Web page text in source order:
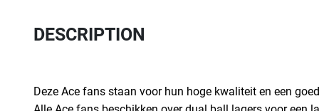
DESCRIPTION
Deze Ace fans staan voor hun hoge kwaliteit en een